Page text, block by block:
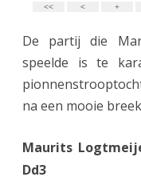
De partij die
speelde is te
na een mooie
Maurits
Dd3